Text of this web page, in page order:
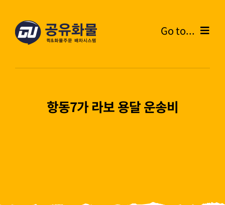
Go to...
항동7가 라보 용달 운송비